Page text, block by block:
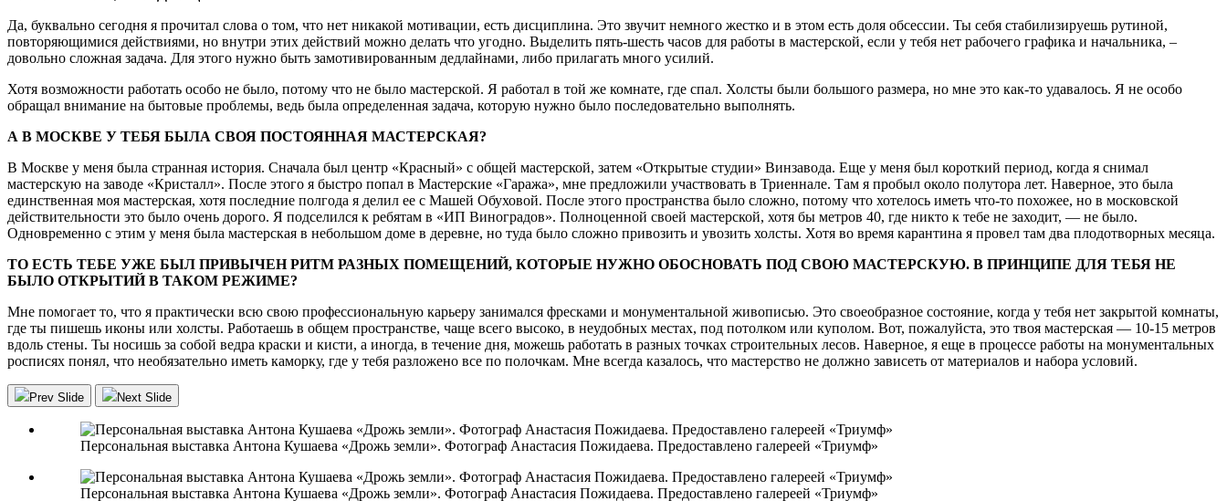
Да, буквально сегодня я прочитал слова о том, что нет никакой мотивации, есть дисциплина. Это звучит немного жестко и в этом есть доля обсессии. Ты себя стабилизируешь рутиной,
повторяющимися действиями, но внутри этих действий можно делать что угодно. Выделить пять-шесть часов для работы в мастерской, если у тебя нет рабочего графика и начальника, –
довольно сложная задача. Для этого нужно быть замотивированным дедлайнами, либо прилагать много усилий.
Хотя возможности работать особо не было, потому что не было мастерской. Я работал в той же комнате, где спал. Холсты были большого размера, но мне это как-то удавалось. Я не особо
обращал внимание на бытовые проблемы, ведь была определенная задача, которую нужно было последовательно выполнять.
А В МОСКВЕ У ТЕБЯ БЫЛА СВОЯ ПОСТОЯННАЯ МАСТЕРСКАЯ?
В Москве у меня была странная история. Сначала был центр «Красный» с общей мастерской, затем «Открытые студии» Винзавода. Еще у меня был короткий период, когда я снимал
мастерскую на заводе «Кристалл». После этого я быстро попал в Мастерские «Гаража», мне предложили участвовать в Триеннале. Там я пробыл около полутора лет. Наверное, это была
единственная моя мастерская, хотя последние полгода я делил ее с Машей Обуховой. После этого пространства было сложно, потому что хотелось иметь что-то похожее, но в московской
действительности это было очень дорого. Я подселился к ребятам в «ИП Виноградов». Полноценной своей мастерской, хотя бы метров 40, где никто к тебе не заходит, — не было.
Одновременно с этим у меня была мастерская в небольшом доме в деревне, но туда было сложно привозить и увозить холсты. Хотя во время карантина я провел там два плодотворных месяца.
ТО ЕСТЬ ТЕБЕ УЖЕ БЫЛ ПРИВЫЧЕН РИТМ РАЗНЫХ ПОМЕЩЕНИЙ, КОТОРЫЕ НУЖНО ОБОСНОВАТЬ ПОД СВОЮ МАСТЕРСКУЮ. В ПРИНЦИПЕ ДЛЯ ТЕБЯ НЕ
БЫЛО ОТКРЫТИЙ В ТАКОМ РЕЖИМЕ?
Мне помогает то, что я практически всю свою профессиональную карьеру занимался фресками и монументальной живописью. Это своеобразное состояние, когда у тебя нет закрытой комнаты,
где ты пишешь иконы или холсты. Работаешь в общем пространстве, чаще всего высоко, в неудобных местах, под потолком или куполом. Вот, пожалуйста, это твоя мастерская — 10-15 метров
вдоль стены. Ты носишь за собой ведра краски и кисти, а иногда, в течение дня, можешь работать в разных точках строительных лесов. Наверное, я еще в процессе работы на монументальных
росписях понял, что необязательно иметь каморку, где у тебя разложено все по полочкам. Мне всегда казалось, что мастерство не должно зависеть от материалов и набора условий.
Prev Slide Next Slide
Персональная выставка Антона Кушаева «Дрожь земли». Фотограф Анастасия Пожидаева. Предоставлено галереей «Триумф»
Персональная выставка Антона Кушаева «Дрожь земли». Фотограф Анастасия Пожидаева. Предоставлено галереей «Триумф»